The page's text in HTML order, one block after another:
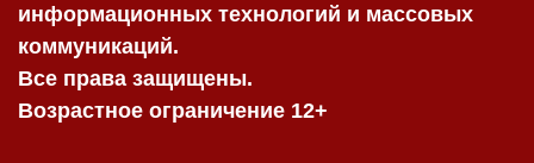
информационных технологий и массовых
коммуникаций.
Все права защищены.
Возрастное ограничение 12+